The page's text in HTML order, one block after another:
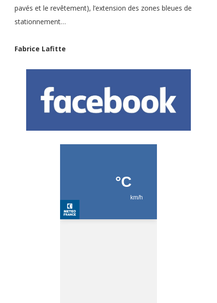
pavés et le revêtement), l’extension des zones bleues de
stationnement…
Fabrice Lafitte